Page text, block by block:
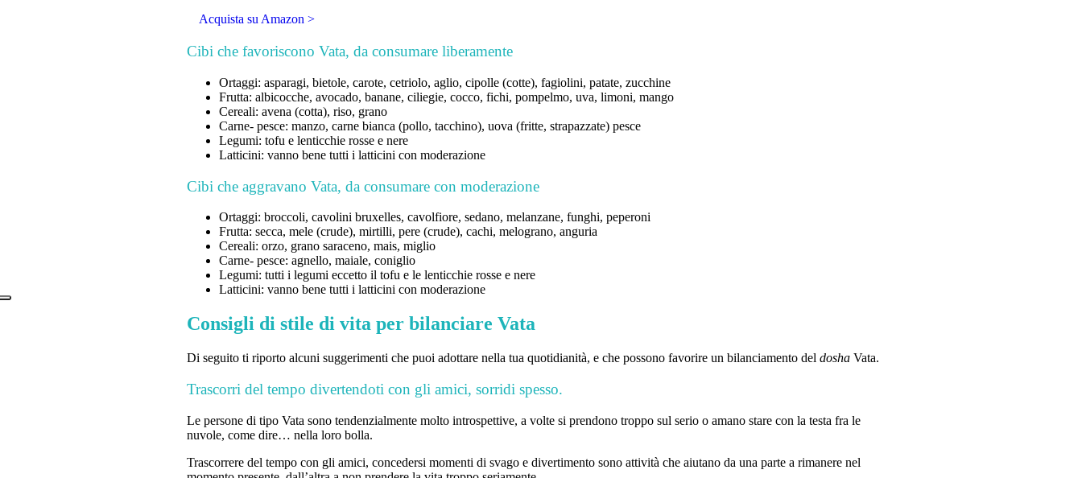
Acquista su Amazon >
Cibi che favoriscono Vata, da consumare liberamente
Ortaggi: asparagi, bietole, carote, cetriolo, aglio, cipolle (cotte), fagiolini, patate, zucchine
Frutta: albicocche, avocado, banane, ciliegie, cocco, fichi, pompelmo, uva, limoni, mango
Cereali: avena (cotta), riso, grano
Carne- pesce: manzo, carne bianca (pollo, tacchino), uova (fritte, strapazzate) pesce
Legumi: tofu e lenticchie rosse e nere
Latticini: vanno bene tutti i latticini con moderazione
Cibi che aggravano Vata, da consumare con moderazione
Ortaggi: broccoli, cavolini bruxelles, cavolfiore, sedano, melanzane, funghi, peperoni
Frutta: secca, mele (crude), mirtilli, pere (crude), cachi, melograno, anguria
Cereali: orzo, grano saraceno, mais, miglio
Carne- pesce: agnello, maiale, coniglio
Legumi: tutti i legumi eccetto il tofu e le lenticchie rosse e nere
Latticini: vanno bene tutti i latticini con moderazione
Consigli di stile di vita per bilanciare Vata
Di seguito ti riporto alcuni suggerimenti che puoi adottare nella tua quotidianità, e che possono favorire un bilanciamento del dosha Vata.
Trascorri del tempo divertendoti con gli amici, sorridi spesso.
Le persone di tipo Vata sono tendenzialmente molto introspettive, a volte si prendono troppo sul serio o amano stare con la testa fra le
nuvole, come dire… nella loro bolla.
Trascorrere del tempo con gli amici, concedersi momenti di svago e divertimento sono attività che aiutano da una parte a rimanere nel